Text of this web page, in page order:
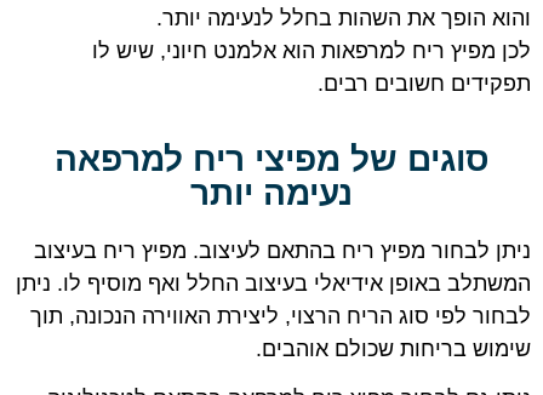
והוא הופך את השהות בחלל לנעימה יותר.
לכן מפיץ ריח למרפאות הוא אלמנט חיוני, שיש לו
תפקידים חשובים רבים.
סוגים של מפיצי ריח למרפאה
נעימה יותר
ניתן לבחור מפיץ ריח בהתאם לעיצוב. מפיץ ריח בעיצוב
המשתלב באופן אידיאלי בעיצוב החלל ואף מוסיף לו. ניתן
לבחור לפי סוג הריח הרצוי, ליצירת האווירה הנכונה, תוך
שימוש בריחות שכולם אוהבים.